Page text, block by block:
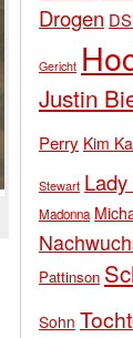
Drogen
Gericht
Justin
Perry Kim
Stewart
Madonna
Pattinson
Sohn